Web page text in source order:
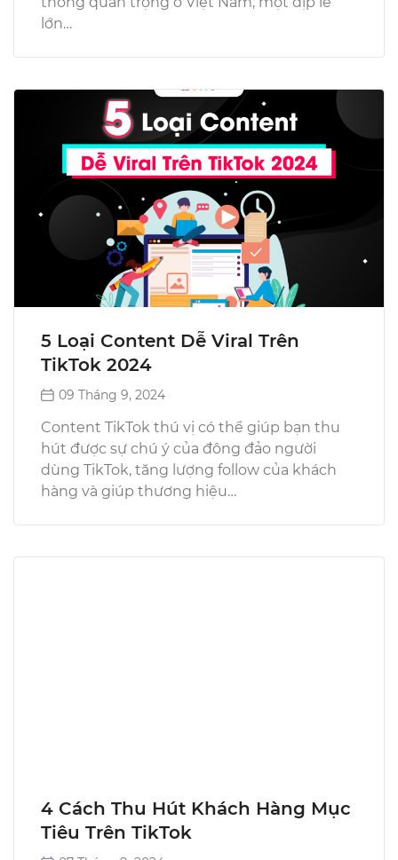
lớn…
5 Loại Content Dễ Viral Trên
TikTok 2024
09 Tháng 9, 2024
Content TikTok thú vị có thể giúp bạn thu
hút được sự chú ý của đông đảo người
dùng TikTok, tăng lượng follow của khách
hàng và giúp thương hiệu…
4 Cách Thu Hút Khách Hàng Mục
Tiêu Trên TikTok